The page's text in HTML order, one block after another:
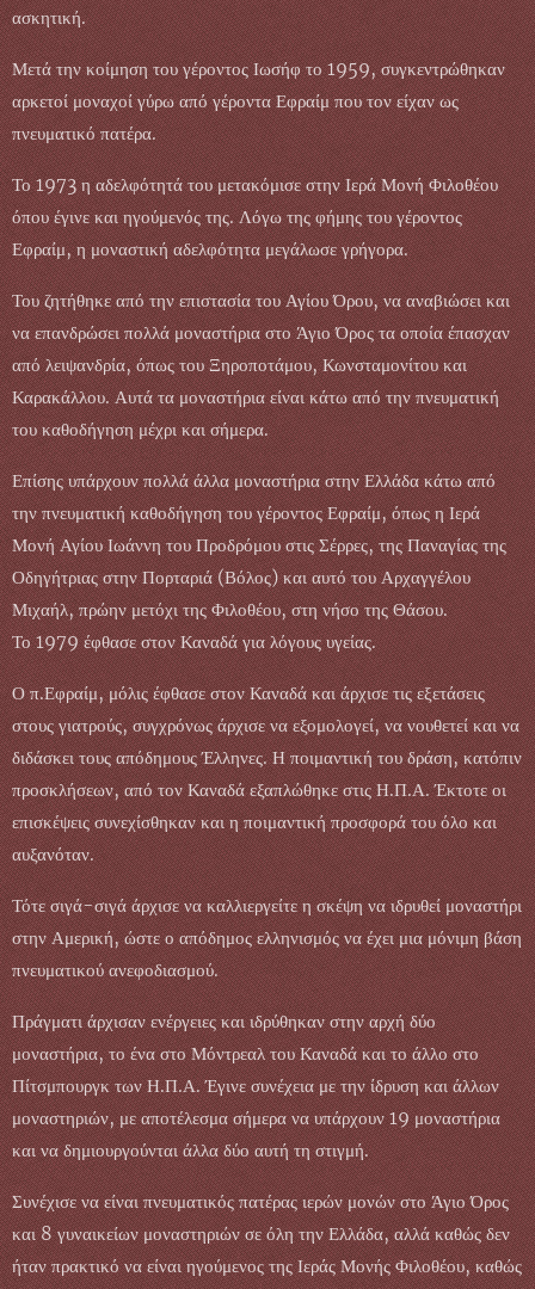
ασκητική.
Μετά την κοίμηση του γέροντος Ιωσήφ το 1959, συγκεντρώθηκαν
αρκετοί μοναχοί γύρω από γέροντα Εφραίμ που τον είχαν ως
πνευματικό πατέρα.
Το 1973 η αδελφότητά του μετακόμισε στην Ιερά Μονή Φιλοθέου
όπου έγινε και ηγούμενός της. Λόγω της φήμης του γέροντος
Εφραίμ, η μοναστική αδελφότητα μεγάλωσε γρήγορα.
Του ζητήθηκε από την επιστασία του Αγίου Όρου, να αναβιώσει και
να επανδρώσει πολλά μοναστήρια στο Άγιο Όρος τα οποία έπασχαν
από λειψανδρία, όπως του Ξηροποτάμου, Κωνσταμονίτου και
Καρακάλλου. Αυτά τα μοναστήρια είναι κάτω από την πνευματική
του καθοδήγηση μέχρι και σήμερα.
Επίσης υπάρχουν πολλά άλλα μοναστήρια στην Ελλάδα κάτω από
την πνευματική καθοδήγηση του γέροντος Εφραίμ, όπως η Ιερά
Μονή Αγίου Ιωάννη του Προδρόμου στις Σέρρες, της Παναγίας της
Οδηγήτριας στην Πορταριά (Βόλος) και αυτό του Αρχαγγέλου
Μιχαήλ, πρώην μετόχι της Φιλοθέου, στη νήσο της Θάσου.
Το 1979 έφθασε στον Καναδά για λόγους υγείας.
Ο π.Εφραίμ, μόλις έφθασε στον Καναδά και άρχισε τις εξετάσεις
στους γιατρούς, συγχρόνως άρχισε να εξομολογεί, να νουθετεί και να
διδάσκει τους απόδημους Έλληνες. Η ποιμαντική του δράση, κατόπιν
προσκλήσεων, από τον Καναδά εξαπλώθηκε στις Η.Π.Α. Έκτοτε οι
επισκέψεις συνεχίσθηκαν και η ποιμαντική προσφορά του όλο και
αυξανόταν.
Τότε σιγά-σιγά άρχισε να καλλιεργείτε η σκέψη να ιδρυθεί μοναστήρι
στην Αμερική, ώστε ο απόδημος ελληνισμός να έχει μια μόνιμη βάση
πνευματικού ανεφοδιασμού.
Πράγματι άρχισαν ενέργειες και ιδρύθηκαν στην αρχή δύο
μοναστήρια, το ένα στο Μόντρεαλ του Καναδά και το άλλο στο
Πίτσμπουργκ των Η.Π.Α. Έγινε συνέχεια με την ίδρυση και άλλων
μοναστηριών, με αποτέλεσμα σήμερα να υπάρχουν 19 μοναστήρια
και να δημιουργούνται άλλα δύο αυτή τη στιγμή.
Συνέχισε να είναι πνευματικός πατέρας ιερών μονών στο Άγιο Όρος
και 8 γυναικείων μοναστηριών σε όλη την Ελλάδα, αλλά καθώς δεν
ήταν πρακτικό να είναι ηγούμενος της Ιεράς Μονής Φιλοθέου, καθώς